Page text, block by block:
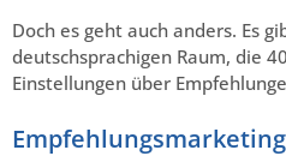
Doch es geht auch anders. Es
deutschsprachigen Raum, die
Einstellungen über